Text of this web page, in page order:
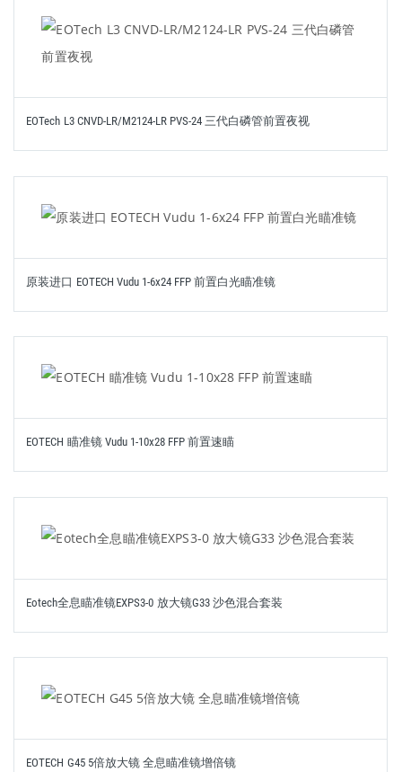
EOTech L3 CNVD-LR/M2124-LR PVS-24 三代白磷管前置夜视
原装进口 EOTECH Vudu 1-6x24 FFP 前置白光瞄准镜
EOTECH 瞄准镜 Vudu 1-10x28 FFP 前置速瞄
Eotech全息瞄准镜EXPS3-0 放大镜G33 沙色混合套装
EOTECH G45 5倍放大镜 全息瞄准镜增倍镜